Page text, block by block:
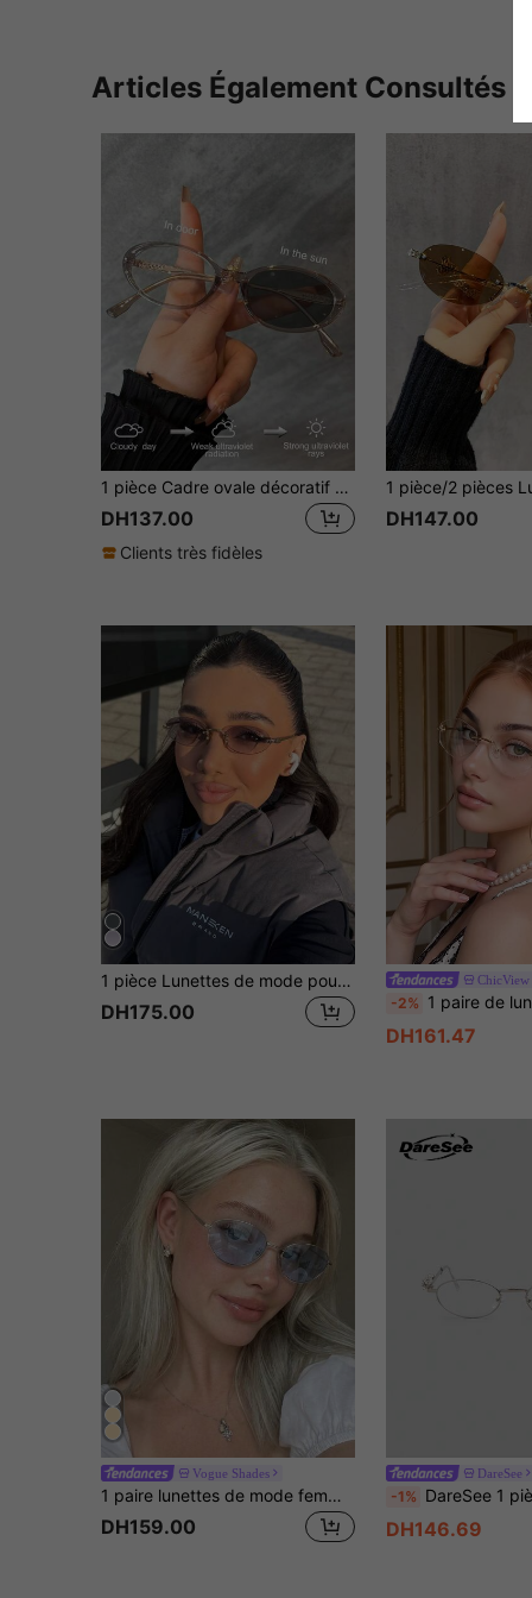
Articles Également Consultés
1 pièce Cadre ovale décoratif de haute qualité avec jambes en métal, pour la lecture d'ordinateur à l'intérieur, la mode et les vacances à la plage. Convient pour l'extérieur et les voyages.
DH137.00
Clients très fidèles
DH147.00
1 pièce Lunettes de mode pour femmes à petit cadre ovale sans cadre, lunettes de mode roses à la mode, convenant pour les vacances d'été, la plage et toutes les saisons
DH175.00
ChicView
-2% 1 paire de lunettes de mode minimalistes pour femmes, sans
DH161.47
Vogue Shades
1 paire lunettes de mode femme à monture métallique forme d'œil de chat argentée, bord fin, style de rue à la mode mode
DH159.00
DareSee
-1% DareSee 1 pièce Lunettes de mode à petit cadre ovale avec décoration de strass 9 carats pour femmes, polyvalentes pour la
DH146.69